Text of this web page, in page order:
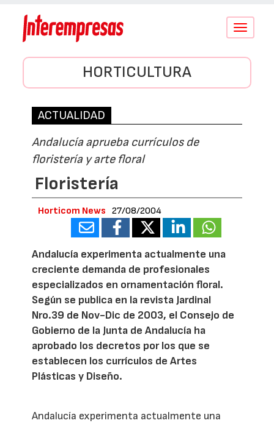
Conmutar
HORTICULTURA
ACTUALIDAD
Andalucía aprueba currículos de
floristería y arte floral
Floristería
Horticom News 27/08/2004
Andalucía experimenta actualmente una
creciente demanda de profesionales
especializados en ornamentación floral.
Según se publica en la revista Jardinal
Nro.39 de Nov-Dic de 2003, el Consejo de
Gobierno de la Junta de Andalucía ha
aprobado los decretos por los que se
establecen los currículos de Artes
Plásticas y Diseño.
Andalucía experimenta actualmente una